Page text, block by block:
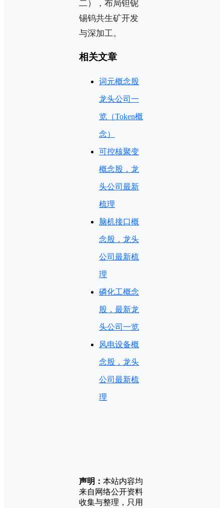
二），布局钽铌
锡钨共生矿开发
与深加工。
相关文章
词元概念股
龙头公司一
览（Token概
念）
可控核聚变
概念股，龙
头公司最新
梳理
脑机接口概
念股，龙头
公司最新梳
理
磷化工概念
股，最新龙
头公司一览
风电设备概
念股，龙头
公司最新梳
理
声明： 本站内容均
来自网络公开资料
收集与整理，只用